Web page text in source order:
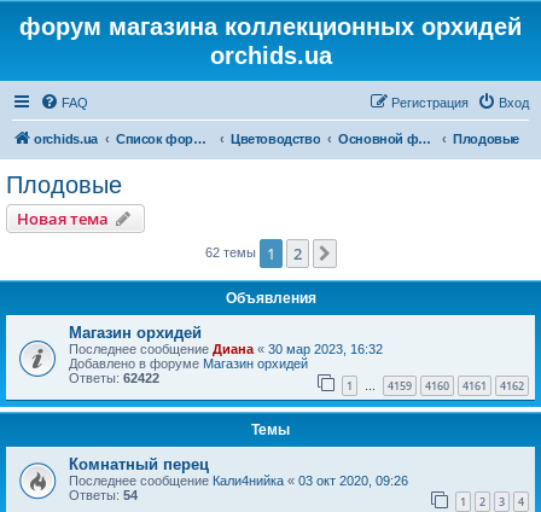
форум магазина коллекционных орхидей
orchids.ua
FAQ Вход
Регистрация
orchids.ua Список форумов Цветоводство Основной форум Плодовые
Плодовые
Новая тема
62 темы 1 2
Объявления
Магазин орхидей
Последнее сообщение Диана « 30 мар 2023, 16:32
Добавлено в форуме Магазин орхидей
Ответы: 62422 1 … 4159 4160 4161 4162
Темы
Комнатный перец
Последнее сообщение Кали4нийка « 03 окт 2020, 09:26
Ответы: 54 1 2 3 4